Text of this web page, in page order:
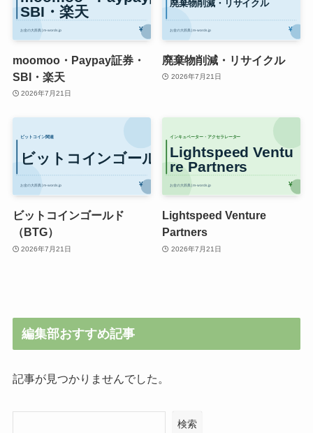
moomoo・Paypay証券・
SBI・楽天
2026年7月21日
廃棄物削減・リサイクル
2026年7月21日
ビットコインゴールド
（BTG）
2026年7月21日
Lightspeed Venture
Partners
2026年7月21日
編集部おすすめ記事
記事が見つかりませんでした。
検索